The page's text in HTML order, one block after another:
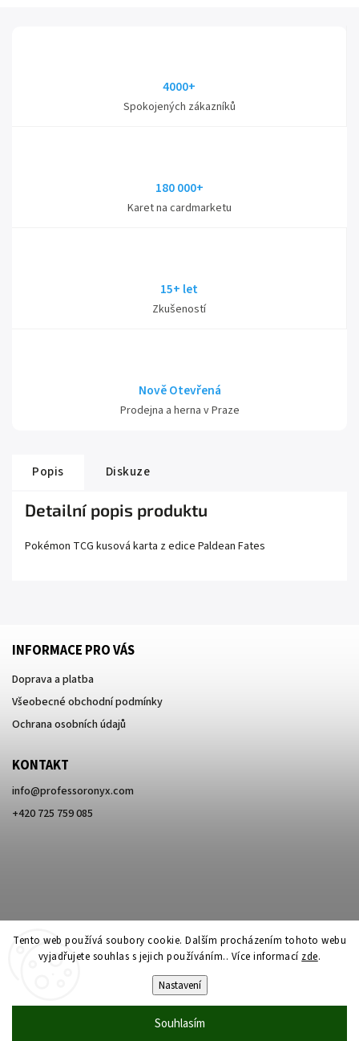
Tento web používá soubory cookie. Dalším procházením tohoto webu
vyjadřujete souhlas s jejich používáním.. Více informací zde.
Nastavení
Souhlasím
4000+
Spokojených zákazníků
180 000+
Karet na cardmarketu
15+ let
Zkušeností
Nově Otevřená
Prodejna a herna v Praze
Popis Diskuze
Detailní popis produktu
Pokémon TCG kusová karta z edice Paldean Fates
INFORMACE PRO VÁS
Doprava a platba
Všeobecné obchodní podmínky
Ochrana osobních údajů
KONTAKT
info@professoronyx.com
+420 725 759 085
Professor Onyx. Všechna práva vyhrazena.